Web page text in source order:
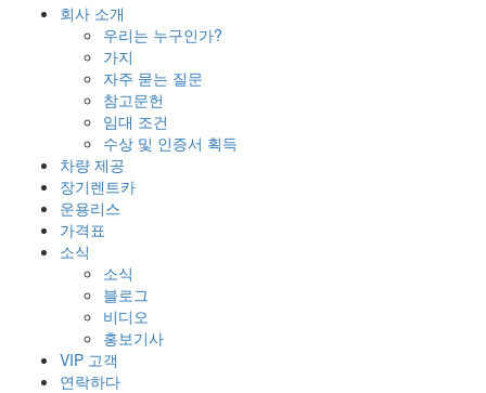
회사 소개
우리는 누구인가?
가지
자주 묻는 질문
참고문헌
임대 조건
수상 및 인증서 획득
차량 제공
장기렌트카
운용리스
가격표
소식
소식
블로그
비디오
홍보기사
VIP 고객
연락하다
슬로바키아 전역과 해외에서 차
량을 예약하세요.
자동차 임대Mk Car s.r.o
슬로바키아에서 자동차 렌탈
현재 당사는 150대의 차량을 임대할 수 있습니다.
차량 카테고리
에서 날짜